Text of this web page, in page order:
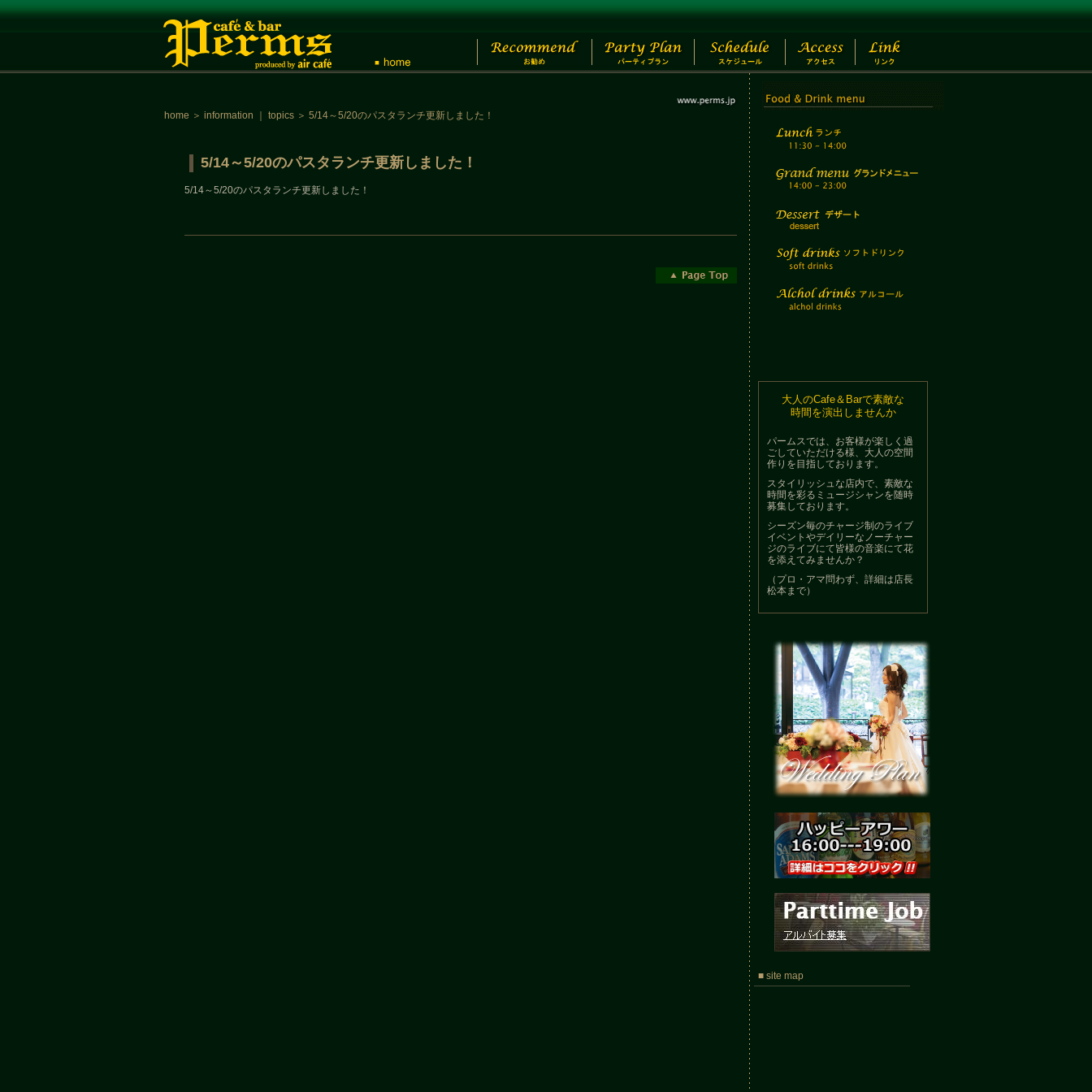
home ＞ information topics ＞ 5/14～5/20のパスタランチ更新しました！
5/14～5/20のパスタランチ更新しました！
5/14～5/20のパスタランチ更新しました！
大人のCafe＆Barで素敵な
時間を演出しませんか
パームスでは、お客様が楽しく過
ごしていただける様、大人の空間
作りを目指しております。
スタイリッシュな店内で、素敵な
時間を彩るミュージシャンを随時
募集しております。
シーズン毎のチャージ制のライブ
イベントやデイリーなノーチャー
ジのライブにて皆様の音楽にて花
を添えてみませんか？
（プロ・アマ問わず、詳細は店長
松本まで）
■ site map